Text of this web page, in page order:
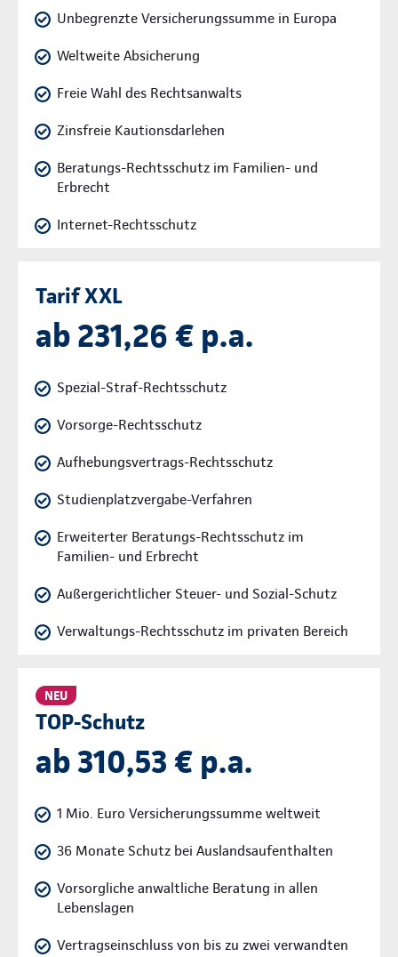
Unbegrenzte Versicherungssumme in Europa
Weltweite Absicherung
Freie Wahl des Rechtsanwalts
Zinsfreie Kautionsdarlehen
Beratungs-Rechtsschutz im Familien- und
Erbrecht
Internet-Rechtsschutz
Tarif XXL
ab 231,26 € p.a.
Spezial-Straf-Rechtsschutz
Vorsorge-Rechtsschutz
Aufhebungsvertrags-Rechtsschutz
Studienplatzvergabe-Verfahren
Erweiterter Beratungs-Rechtsschutz im
Familien- und Erbrecht
Außergerichtlicher Steuer- und Sozial-Schutz
Verwaltungs-Rechtsschutz im privaten Bereich
NEU
TOP-Schutz
ab 310,53 € p.a.
1 Mio. Euro Versicherungssumme weltweit
36 Monate Schutz bei Auslandsaufenthalten
Vorsorgliche anwaltliche Beratung in allen
Lebenslagen
Vertragseinschluss von bis zu zwei verwandten